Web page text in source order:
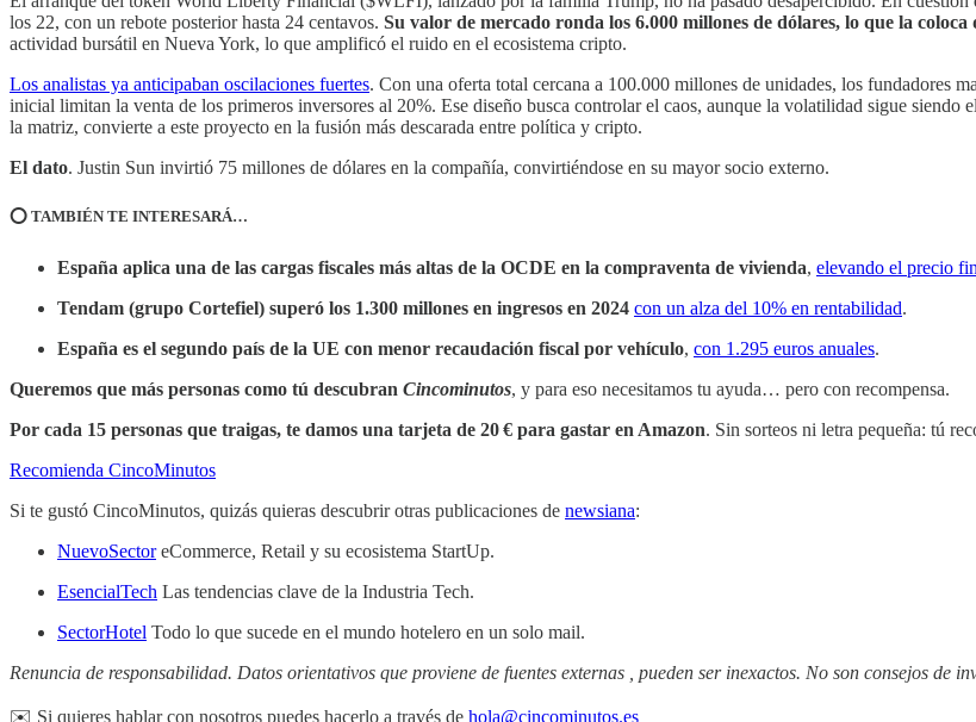
los 22, con un rebote posterior hasta 24 centavos. Su valor de mercado ronda los 6.000 millones de dólares, lo que la
actividad bursátil en Nueva York, lo que amplificó el ruido en el ecosistema cripto.
Los analistas ya anticipaban oscilaciones fuertes. Con una oferta total cercana a 100.000 millones de unidades, los fundadores
inicial limitan la venta de los primeros inversores al 20%. Ese diseño busca controlar el caos, aunque la volatilidad sigue
la matriz, convierte a este proyecto en la fusión más descarada entre política y cripto.
El dato. Justin Sun invirtió 75 millones de dólares en la compañía, convirtiéndose en su mayor socio externo.
⭕️ TAMBIÉN TE INTERESARÁ…
España aplica una de las cargas fiscales más altas de la OCDE en la compraventa de vivienda, elevando el precio
Tendam (grupo Cortefiel) superó los 1.300 millones en ingresos en 2024 con un alza del 10% en rentabilidad.
España es el segundo país de la UE con menor recaudación fiscal por vehículo, con 1.295 euros anuales.
Queremos que más personas como tú descubran Cincominutos, y para eso necesitamos tu ayuda… pero con recompensa.
Por cada 15 personas que traigas, te damos una tarjeta de 20 € para gastar en Amazon. Sin sorteos ni letra pequeña: tú
Recomienda CincoMinutos
Si te gustó CincoMinutos, quizás quieras descubrir otras publicaciones de newsiana:
NuevoSectoreCommerce, Retail y su ecosistema StartUp.
EsencialTech Las tendencias clave de la Industria Tech.
SectorHotel Todo lo que sucede en el mundo hotelero en un solo mail.
Renuncia de responsabilidad. Datos orientativos que proviene de fuentes externas , pueden ser inexactos. No son consejos de
✉️ Si quieres hablar con nosotros puedes hacerlo a través de hola@cincominutos.es